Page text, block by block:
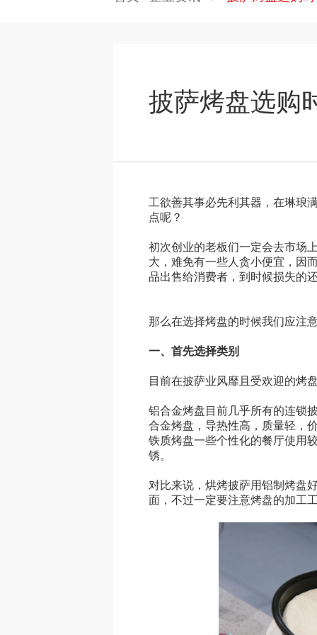
披萨烤盘选购
工欲善其事必先利其器，在琳琅
点呢？
初次创业的老板们一定会去市场
大，难免有一些人贪小便宜，因
品出售给消费者，到时候损失的
那么在选择烤盘的时候我们应注
一、首先选择类别
目前在披萨业风靡且受欢迎的烤
铝合金烤盘目前几乎所有的连锁
合金烤盘，导热性高，质量轻，
铁质烤盘一些个性化的餐厅使用
锈。
对比来说，烘烤披萨用铝制烤盘
面，不过一定要注意烤盘的加工